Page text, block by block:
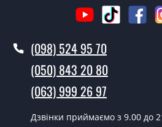
Як швидко можете
У той самий день протягом
Чи можна на
Так можна.
(098) 524 95 70
(050) 843 20 80
(063) 999 26 97
Дзвінки приймаємо з 9.00 до